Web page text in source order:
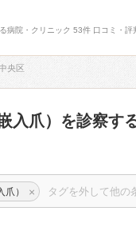
病院・クリニック 53件 口コミ・評
央区
入爪）を診察す
） ×